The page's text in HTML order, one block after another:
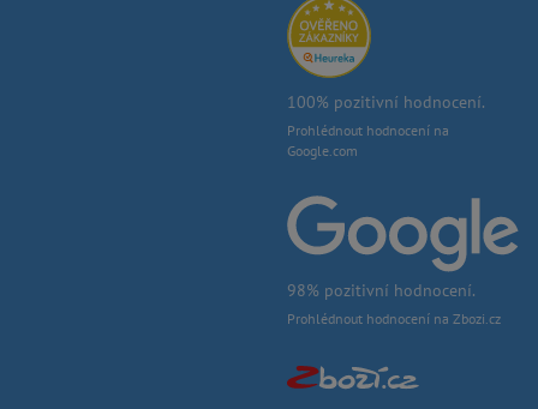
100% pozitivní hodnocení.
Prohlédnout hodnocení na
Google.com
98% pozitivní hodnocení.
Prohlédnout hodnocení na Zbozi.cz